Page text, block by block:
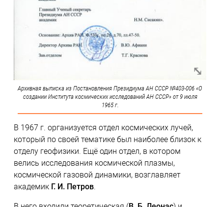
Архивная выписка из Постановления Президиума АН СССР №403-006 «О
создании Института космических исследований АН СССР» от 9 июля
1965 г.
В 1967 г. организуется отдел космических лучей,
который по своей тематике был наиболее близок к
отделу геофизики. Ещё один отдел, в котором
велись исследования космической плазмы,
космической газовой динамики, возглавляет
академик Г. И. Петров.